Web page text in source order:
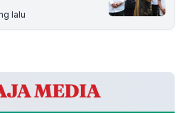
lalu